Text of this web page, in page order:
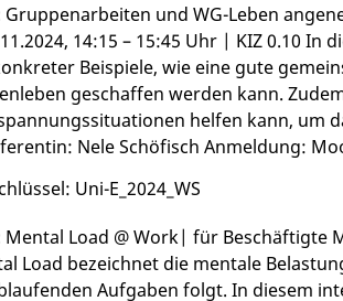
Gruppenarbeiten und WG-Leben
14:15 – 15:45 Uhr | KIZ 0.10
Beispiele, wie eine gute
geschaffen werden kann.
helfen kann, um
Nele Schöfisch Anmeldung:
Uni-E_2024_WS
Mental Load @ Work| für Beschäftigte
Load bezeichnet die mentale
Aufgaben folgt. In diesem